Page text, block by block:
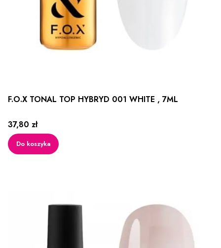
F.O.X TONAL TOP HYBRYD 001 WHITE , 7ML
Cena
37,80 zł
Do koszyka